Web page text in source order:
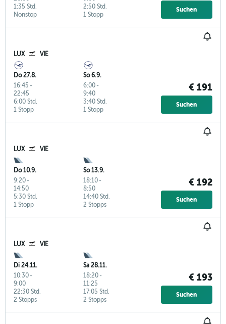
Nonstop
1:35 Std.
1 Stopp
2:50 Std. Suchen
LUX VIE
Do 27.8.
16:45 -
22:45
1 Stopp
6:00 Std.
So 6.9.
6:00-
9:40
1 Stopp
3:40 Std.
€ 191
Suchen
LUX VIE
Do 10.9.
9:20-
14:50
1 Stopp
5:30 Std.
So 13.9.
18:10-
8:50
2 Stopps
14:40 Std.
€ 192
Suchen
LUX VIE
Di 24.11.
10:30-
9:00
2 Stopps
22:30 Std.
Sa 28.11.
18:20-
11:25
2 Stopps
17:05 Std.
€ 193
Suchen